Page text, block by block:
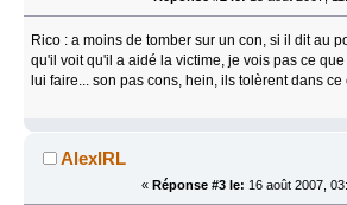
Rico : a moins de tomber sur un con, si il dit au
qu'il voit qu'il a aidé la victime, je vois pas ce
lui faire... son pas cons, hein, ils tolèrent dans
AlexIRL
« Réponse #3 le: 16 août 2007,